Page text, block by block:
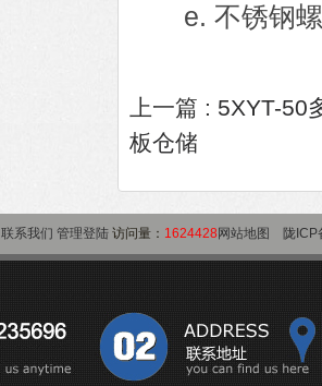
e. 不锈钢螺
上一篇 : 5XYT-50
板仓储
联系我们 管理登陆 访问量： 1624428 网站地图 陇